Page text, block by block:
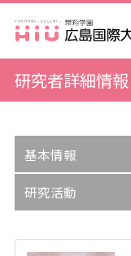
研究者詳細情報
基本情報
研究活動